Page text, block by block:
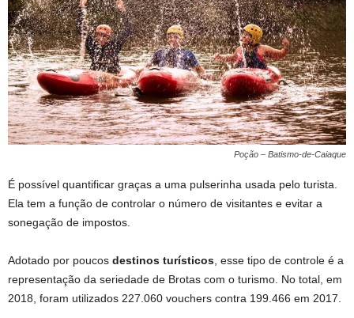
Poção – Batismo-de-Caiaque
É possível quantificar graças a uma pulserinha usada pelo turista.
Ela tem a função de controlar o número de visitantes e evitar a
sonegação de impostos.
Adotado por poucos destinos turísticos , esse tipo de controle é a
representação da seriedade de Brotas com o turismo. No total, em
2018, foram utilizados 227.060 vouchers contra 199.466 em 2017.